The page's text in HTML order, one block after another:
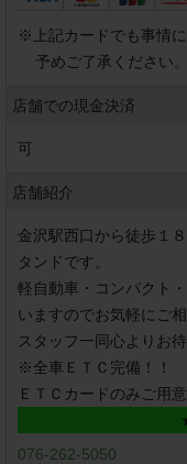
※
上記カードでも事情
予めご了承ください。
店舗での現金決済
可
店舗紹介
金沢駅西口から徒歩１
タンドです。
軽自動車・コンパクト
いますのでお気軽にご相
スタッフ一同心よりお
※全車ＥＴＣ完備！！
★お気軽
076-262-5050